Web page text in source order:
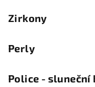
Zirkony
Perly
Police -